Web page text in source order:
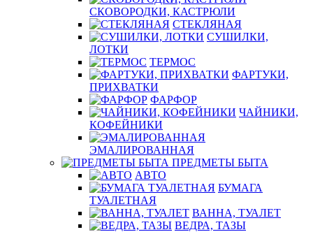
СКОВОРОДКИ, КАСТРЮЛИ
СТЕКЛЯНАЯ
СУШИЛКИ,
ЛОТКИ
ТЕРМОС
ФАРТУКИ,
ПРИХВАТКИ
ФАРФОР
ЧАЙНИКИ,
КОФЕЙНИКИ
ЭМАЛИРОВАННАЯ
ПРЕДМЕТЫ БЫТА
АВТО
БУМАГА
ТУАЛЕТНАЯ
ВАННА, ТУАЛЕТ
ВЕДРА, ТАЗЫ